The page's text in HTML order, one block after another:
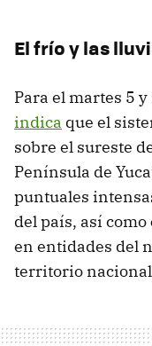
El frío y las
Para el martes 5
indica que el
sobre el sureste
Península de
puntuales
del país, así como
en entidades del
territorio